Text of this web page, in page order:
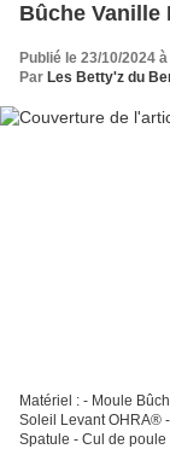
Bûche Vanille
Publié le 23/10/2024
Par Les Betty'z du
Matériel : - Moule
Soleil Levant OHRA®
Spatule - Cul de